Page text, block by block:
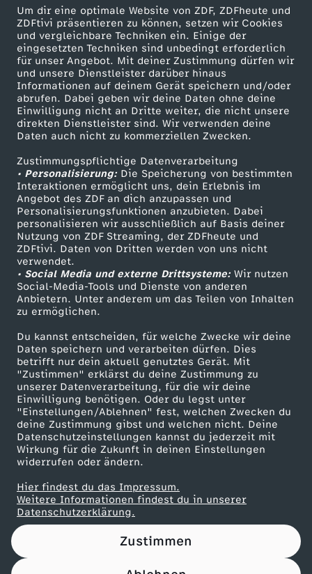
Um dir eine optimale Website von ZDF, ZDFheute und
ZDFtivi präsentieren zu können, setzen wir Cookies
und vergleichbare Techniken ein. Einige der
eingesetzten Techniken sind unbedingt erforderlich
für unser Angebot. Mit deiner Zustimmung dürfen wir
und unsere Dienstleister darüber hinaus
Informationen auf deinem Gerät speichern und/oder
abrufen. Dabei geben wir deine Daten ohne deine
Einwilligung nicht an Dritte weiter, die nicht unsere
direkten Dienstleister sind. Wir verwenden deine
Daten auch nicht zu kommerziellen Zwecken.
Zustimmungspflichtige Datenverarbeitung
• Personalisierung:Die Speicherung von bestimmten
Interaktionen ermöglicht uns, dein Erlebnis im
Angebot des ZDF an dich anzupassen und
Personalisierungsfunktionen anzubieten. Dabei
personalisieren wir ausschließlich auf Basis deiner
Nutzung von ZDF Streaming, der ZDFheute und
ZDFtivi. Daten von Dritten werden von uns nicht
verwendet.
• Social Media und externe Drittsysteme:Wir nutzen
Social-Media-Tools und Dienste von anderen
Anbietern. Unter anderem um das Teilen von Inhalten
zu ermöglichen.
Du kannst entscheiden, für welche Zwecke wir deine
Daten speichern und verarbeiten dürfen. Dies
betrifft nur dein aktuell genutztes Gerät. Mit
"Zustimmen" erklärst du deine Zustimmung zu
unserer Datenverarbeitung, für die wir deine
Einwilligung benötigen. Oder du legst unter
"Einstellungen/Ablehnen" fest, welchen Zwecken du
deine Zustimmung gibst und welchen nicht. Deine
Datenschutzeinstellungen kannst du jederzeit mit
Wirkung für die Zukunft in deinen Einstellungen
widerrufen oder ändern.
Hier findest du das Impressum.
Weitere Informationen findest du in unserer
Datenschutzerklärung.
Zustimmen
l
u
n
g
s
t
i
p
p
.
"
P
l
a
t
o
Mehr ZDF
ZDF-Apps
Smart TV
ZDFtext
Livestreams
Sendungen A-Z
TV-Programm
Service
ZDFmitreden
Kontakt zum ZDF
Tickets
Zuschauerservice
Hilfe
ZDF Unternehmen
Karriere
ZDF goes Schule
Werbefernsehen
Mainzelmännchen
Partner